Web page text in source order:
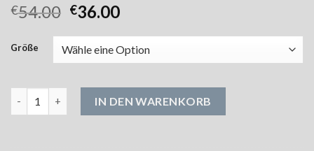
€54.00 €36.00
Größe
IN DEN WARENKORB